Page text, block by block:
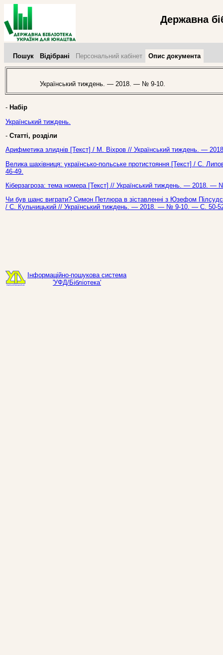
Державна
Пошук Відібрані Персональний кабінет Опис документа
Український тиждень. — 2018. — № 9-10.
- Набір
Український тиждень.
- Статті, розділи
Арифметика злиднів [Текст] / М. Віхров // Український тиждень. —
Велика шахівниця: українсько-польське протистояння [Текст] / С.
46-49.
Кіберзагроза: тема номера [Текст] // Український тиждень. — 2018.
Чи був шанс виграти? Симон Петлюра в зіставленні з Юзефом
/ С. Кульчицький // Український тиждень. — 2018. — № 9-10. — С. 50-
Інформаційно-пошукова система
'УФД/Бібліотека'